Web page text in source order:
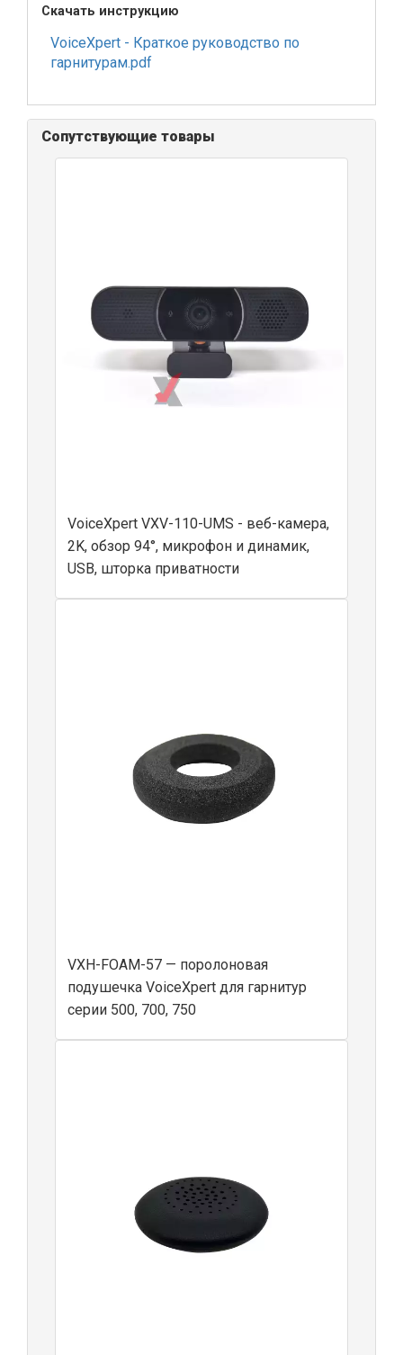
Скачать инструкцию
VoiceXpert - Краткое руководство по
гарнитурам.pdf
Сопутствующие товары
VoiceXpert VXV-110-UMS - веб-камера,
2K, обзор 94°, микрофон и динамик,
USB, шторка приватности
VXH-FOAM-57 — поролоновая
подушечка VoiceXpert для гарнитур
серии 500, 700, 750